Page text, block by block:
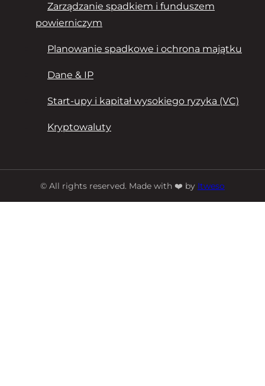
Zarządzanie spadkiem i funduszem
powierniczym
Planowanie spadkowe i ochrona majątku
Dane & IP
Start-upy i kapitał wysokiego ryzyka (VC)
Kryptowaluty
© All rights reserved. Made with ❤️ by Itweso